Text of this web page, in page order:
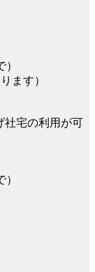
ます）
社宅の利用が可